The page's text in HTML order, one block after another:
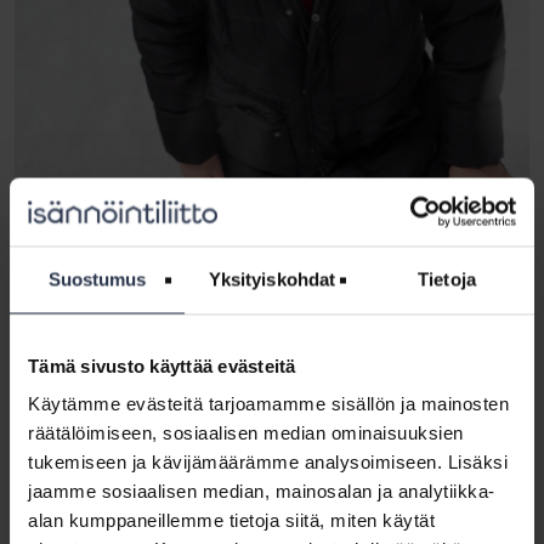
Suostumus Yksityiskohdat Tietoja
Tämä sivusto käyttää evästeitä
Käytämme evästeitä tarjoamamme sisällön ja mainosten
räätälöimiseen, sosiaalisen median ominaisuuksien
tukemiseen ja kävijämäärämme analysoimiseen. Lisäksi
jaamme sosiaalisen median, mainosalan ja analytiikka-
alan kumppaneillemme tietoja siitä, miten käytät
Pasi Oldén kehottaa yrityksiä lähtemään rohkeasti mukaan
oppisopimuskoulutettavien palkkaamiseen. Kuva: Opa Latvala.
Heti mukaan oikeisiin töihin
Pamiksella harjoittelijoille ollaan jo siirtämässä ensimmäisiä omia
isännöintikohteita. Lisäksi harjoittelijat pääsevät kirjureina mukaan
kehityshankkeisiin, kun esimerkiksi yrityksen uusi
mobiilihuoltokirja otetaan käyttöön.